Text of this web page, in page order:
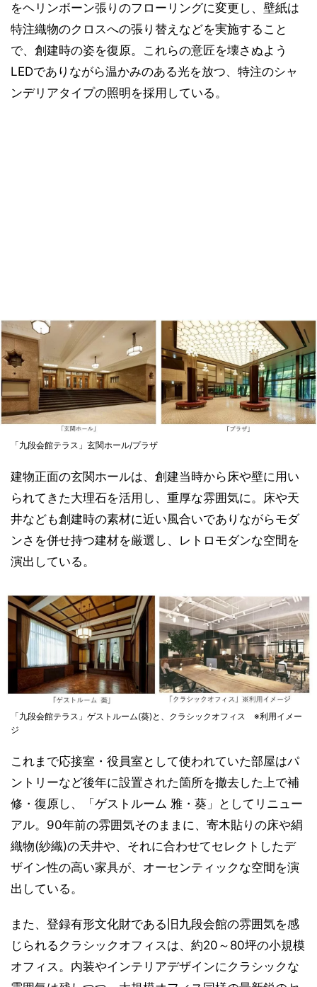
をヘリンボーン張りのフローリングに変更し、壁紙は
特注織物のクロスへの張り替えなどを実施すること
で、創建時の姿を復原。これらの意匠を壊さぬよう
LEDでありながら温かみのある光を放つ、特注のシャ
ンデリアタイプの照明を採用している。
「九段会館テラス」玄関ホール/プラザ
建物正面の玄関ホールは、創建当時から床や壁に用い
られてきた大理石を活用し、重厚な雰囲気に。床や天
井なども創建時の素材に近い風合いでありながらモダ
ンさを併せ持つ建材を厳選し、レトロモダンな空間を
演出している。
「九段会館テラス」ゲストルーム(葵)と、クラシックオフィス ※利用イメー
ジ
これまで応接室・役員室として使われていた部屋はパ
ントリーなど後年に設置された箇所を撤去した上で補
修・復原し、「ゲストルーム 雅・葵」としてリニュー
アル。90年前の雰囲気そのままに、寄木貼りの床や絹
織物(紗織)の天井や、それに合わせてセレクトしたデ
ザイン性の高い家具が、オーセンティックな空間を演
出している。
また、登録有形文化財である旧九段会館の雰囲気を感
じられるクラシックオフィスは、約20～80坪の小規模
オフィス。内装やインテリアデザインにクラシックな